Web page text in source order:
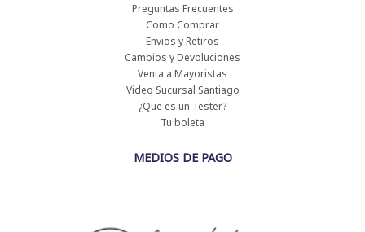
Preguntas Frecuentes
Como Comprar
Envios y Retiros
Cambios y Devoluciones
Venta a Mayoristas
Video Sucursal Santiago
¿Que es un Tester?
Tu boleta
MEDIOS DE PAGO